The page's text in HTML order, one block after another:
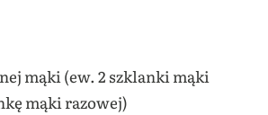
mąki (ew. 2 szklanki mąki
mąki razowej)